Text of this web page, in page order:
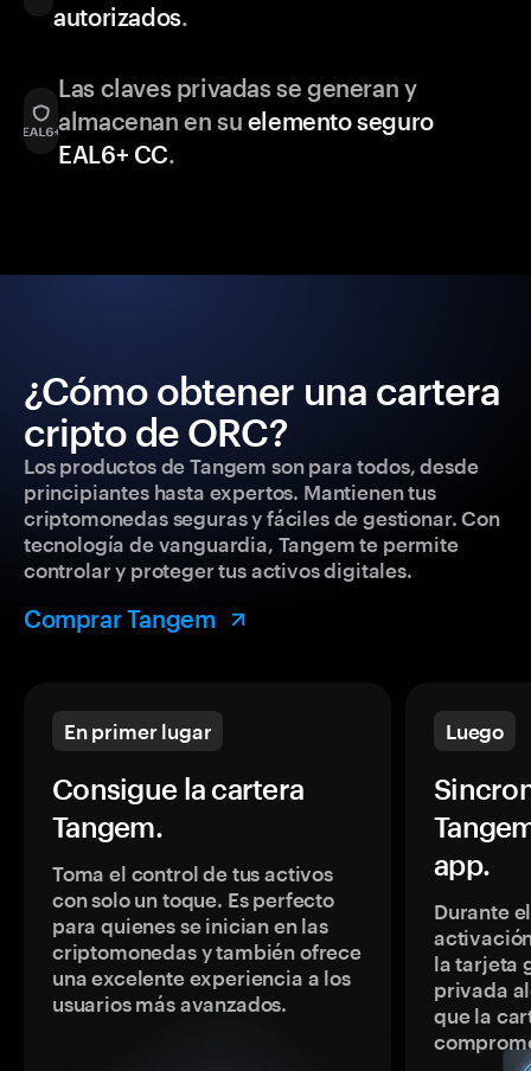
autorizados.
Las claves privadas se generan y
almacenan en su elemento seguro
EAL6+ CC.
¿Cómo obtener una cartera
cripto de ORC?
Los productos de Tangem son para todos, desde
principiantes hasta expertos. Mantienen tus
criptomonedas seguras y fáciles de gestionar. Con
tecnología de vanguardia, Tangem te permite
controlar y proteger tus activos digitales.
Comprar Tangem
En primer lugar
Consigue la cartera
Tangem.
Toma el control de tus activos
con solo un toque. Es perfecto
para quienes se inician en las
criptomonedas y también ofrece
una excelente experiencia a los
usuarios más avanzados.
Luego
app.
Durante
la tarjeta
privada
que la